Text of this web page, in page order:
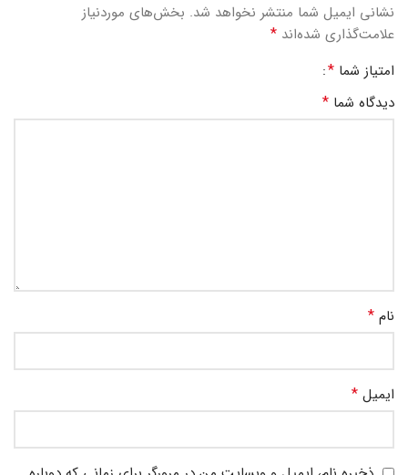
نشانی ایمیل شما منتشر نخواهد شد. بخش‌های موردنیاز
علامت‌گذاری شده‌اند *
امتیاز شما *
دیدگاه شما *
نام *
ایمیل *